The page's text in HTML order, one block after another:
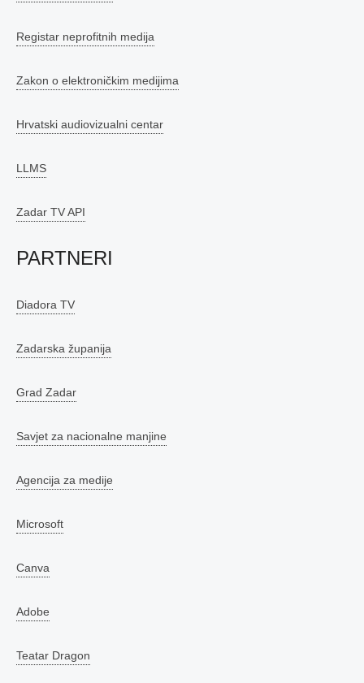
Registar neprofitnih medija
Zakon o elektroničkim medijima
Hrvatski audiovizualni centar
LLMS
Zadar TV API
PARTNERI
Diadora TV
Zadarska županija
Grad Zadar
Savjet za nacionalne manjine
Agencija za medije
Microsoft
Canva
Adobe
Teatar Dragon